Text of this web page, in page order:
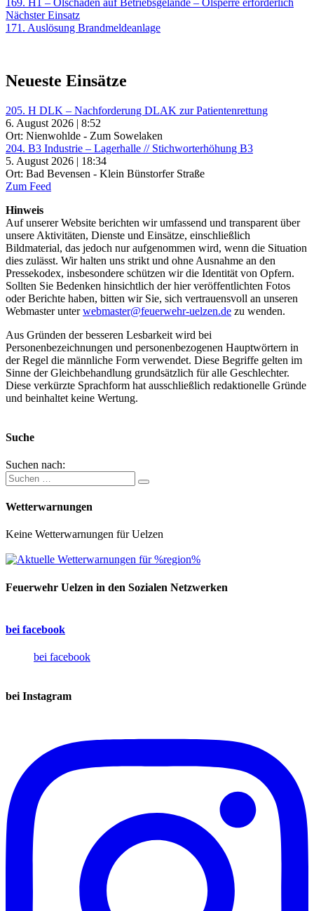
Nächster EinsatzNächster
Einsatz:
171. Auslösung Brandmeldeanlage
Neueste Einsätze
205. H DLK – Nachforderung DLAK zur Patientenrettung
6. August 2026 | 8:52
Ort: Nienwohlde - Zum Sowelaken
204. B3 Industrie – Lagerhalle // Stichworterhöhung B3
5. August 2026 | 18:34
Ort: Bad Bevensen - Klein Bünstorfer Straße
Zum Feed
Hinweis
Auf unserer Website berichten wir umfassend und transparent über
unsere Aktivitäten, Dienste und Einsätze, einschließlich
Bildmaterial, das jedoch nur aufgenommen wird, wenn die Situation
dies zulässt. Wir halten uns strikt und ohne Ausnahme an den
Pressekodex, insbesondere schützen wir die Identität von Opfern.
Sollten Sie Bedenken hinsichtlich der hier veröffentlichten Fotos
oder Berichte haben, bitten wir Sie, sich vertrauensvoll an unseren
Webmaster unterwebmaster@feuerwehr-uelzen.de zu wenden.
Aus Gründen der besseren Lesbarkeit wird bei
Personenbezeichnungen und personenbezogenen Hauptwörtern in
der Regel die männliche Form verwendet. Diese Begriffe gelten im
Sinne der Gleichbehandlung grundsätzlich für alle Geschlechter.
Diese verkürzte Sprachform hat ausschließlich redaktionelle Gründe
und beinhaltet keine Wertung.
Suche
Suchen nach:
Wetterwarnungen
Keine Wetterwarnungen für Uelzen
Feuerwehr Uelzen in den Sozialen Netzwerken
bei facebook
bei facebook
bei Instagram